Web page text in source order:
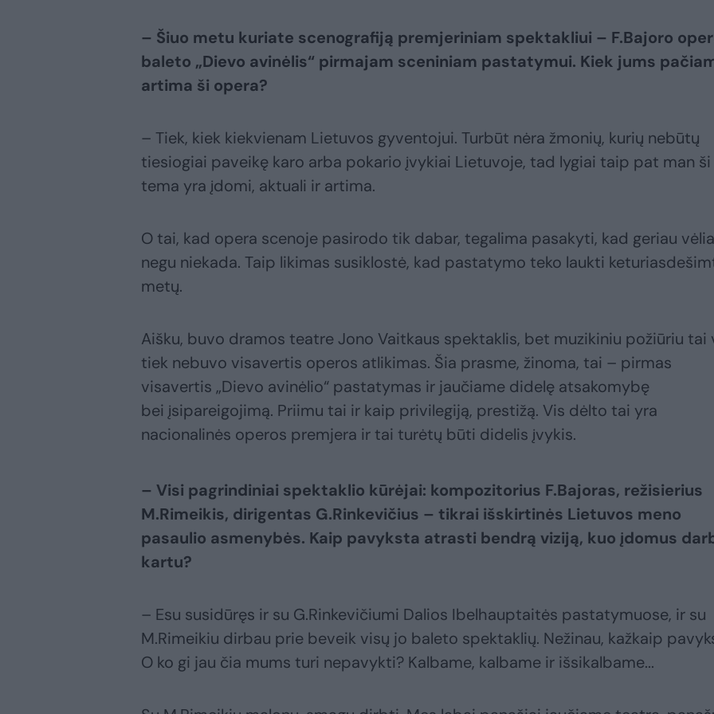
– Šiuo metu kuriate scenografiją premjeriniam spektakliui – F.Bajoro
baleto „Dievo avinėlis“ pirmajam sceniniam pastatymui. Kiek jums
artima ši opera?
– Tiek, kiek kiekvienam Lietuvos gyventojui. Turbūt nėra žmonių, kurių nebūtų
tiesiogiai paveikę karo arba pokario įvykiai Lietuvoje, tad lygiai taip pat man ši
tema yra įdomi, aktuali ir artima.
O tai, kad opera scenoje pasirodo tik dabar, tegalima pasakyti, kad geriau
negu niekada. Taip likimas susiklostė, kad pastatymo teko laukti
metų.
Aišku, buvo dramos teatre Jono Vaitkaus spektaklis, bet muzikiniu požiūriu tai
tiek nebuvo visavertis operos atlikimas. Šia prasme, žinoma, tai – pirmas
visavertis „Dievo avinėlio“ pastatymas ir jaučiame didelę atsakomybę
bei įsipareigojimą. Priimu tai ir kaip privilegiją, prestižą. Vis dėlto tai yra
nacionalinės operos premjera ir tai turėtų būti didelis įvykis.
– Visi pagrindiniai spektaklio kūrėjai: kompozitorius F.Bajoras, režisierius
M.Rimeikis, dirigentas G.Rinkevičius – tikrai išskirtinės Lietuvos meno
pasaulio asmenybės. Kaip pavyksta atrasti bendrą viziją, kuo įdomus
kartu?
– Esu susidūręs ir su G.Rinkevičiumi Dalios Ibelhauptaitės pastatymuose, ir su
M.Rimeikiu dirbau prie beveik visų jo baleto spektaklių. Nežinau, kažkaip
O ko gi jau čia mums turi nepavykti? Kalbame, kalbame ir išsikalbame...